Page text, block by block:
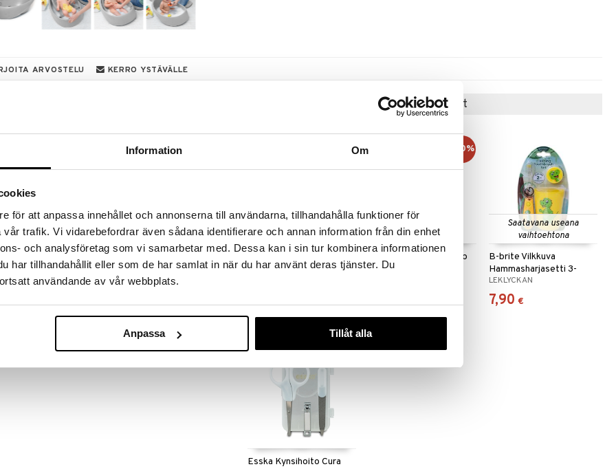
Information Om
för att anpassa innehållet och annonserna till användarna, tillhandahålla funktioner för
trafik. Vi vidarebefordrar även sådana identifierare och annan information från din enhet
och analysföretag som vi samarbetar med. Dessa kan i sin tur kombinera informationen
har tillhandahållit eller som de har samlat in när du har använt deras tjänster. Du
användande av vår webbplats.
Anpassa Tillåt alla
ARVOSTELU KERRO YSTÄVÄLLE
monipuolinen kylpyamme kasvaa vauvan mukana
lisäosa, jossa on pehmeät reunat ja se
Ensimmäinen antaa tuen koko vartalolle ja
jatkaa kylpemistä tilavassa ammeessa.
on oppinut istumaan
varten
Suositut tuotteet
Saatavana useana
vaihtoehtona
3,90
Babblarna Kylpyponcho
Taivas
14,32
-20%
Saatavana useana
vaihtoehtona
B-brite Vilkkuva
Hammasharjasetti 3-
osainen
LEKLYCKAN
7,90 €
Esska Kynsihoito Cura